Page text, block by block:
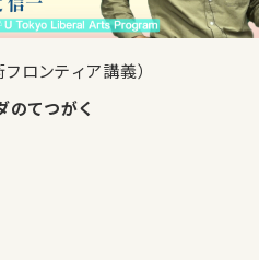
ロンティア講義）
ムダのてつがく